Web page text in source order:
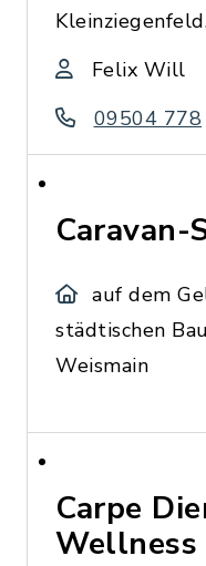
Felix Will
09504 778
auf dem
städtischen
Weismain
Carpe
Wellness